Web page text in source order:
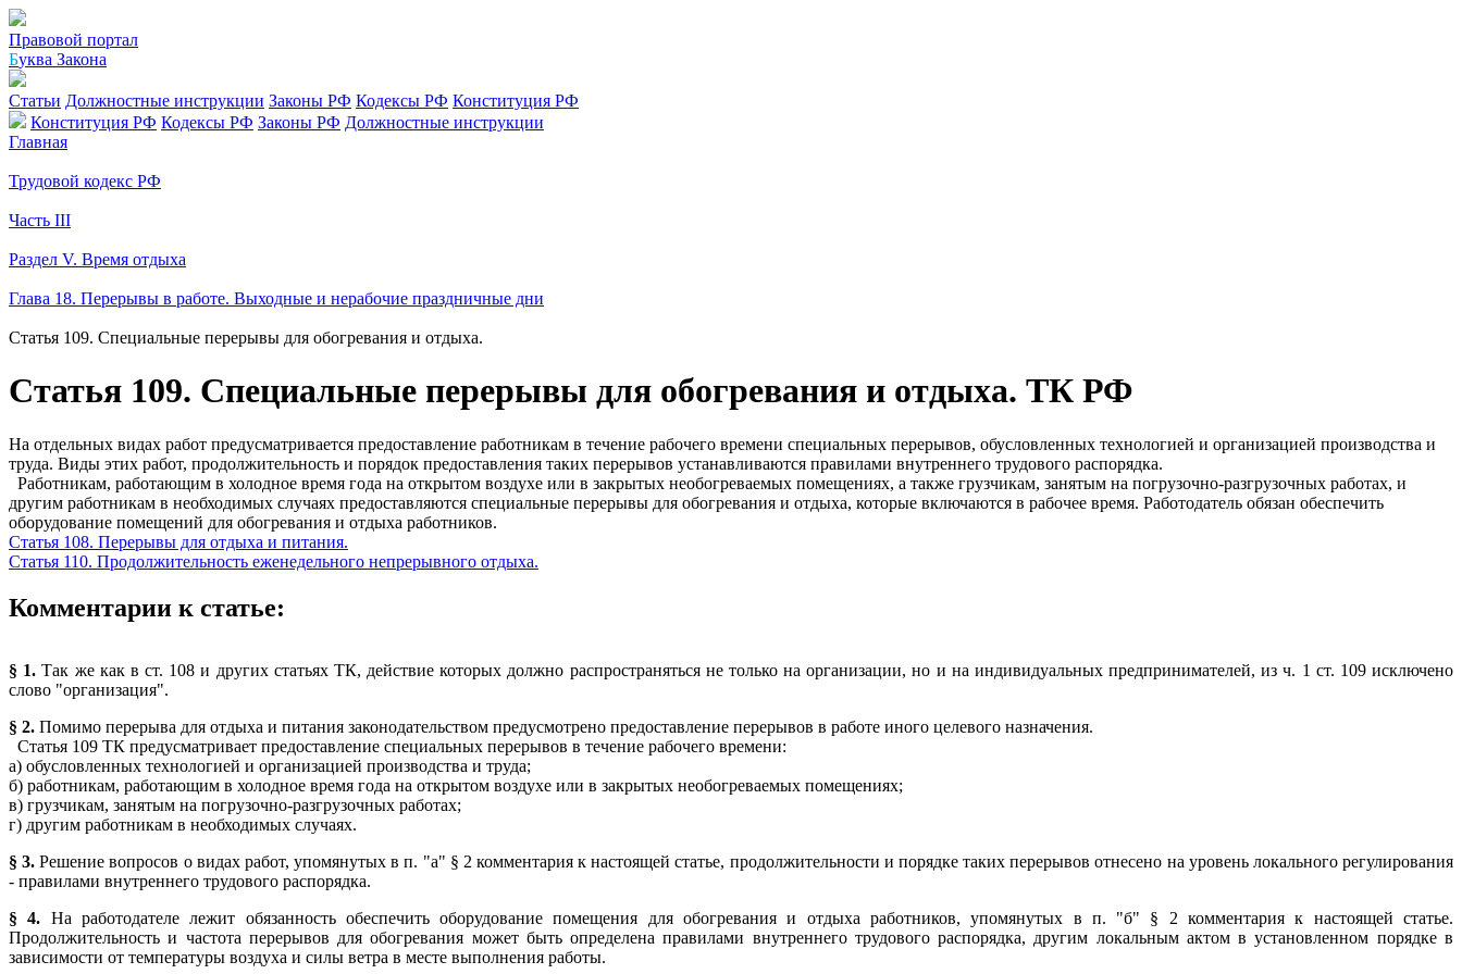
Правовой портал
Буква Закона
Статьи Должностные инструкции Законы РФ Кодексы РФ Конституция РФ
Конституция РФ Кодексы РФ Законы РФ Должностные инструкции
Главная
Трудовой кодекс РФ
Часть III
Раздел V. Время отдыха
Глава 18. Перерывы в работе. Выходные и нерабочие праздничные дни
Статья 109. Специальные перерывы для обогревания и отдыха.
Статья 109. Специальные перерывы для обогревания и отдыха. ТК РФ
На отдельных видах работ предусматривается предоставление работникам в течение рабочего времени специальных перерывов, обусловленных технологией и организацией производства и
труда. Виды этих работ, продолжительность и порядок предоставления таких перерывов устанавливаются правилами внутреннего трудового распорядка.
Работникам, работающим в холодное время года на открытом воздухе или в закрытых необогреваемых помещениях, а также грузчикам, занятым на погрузочно-разгрузочных работах, и
другим работникам в необходимых случаях предоставляются специальные перерывы для обогревания и отдыха, которые включаются в рабочее время. Работодатель обязан обеспечить
оборудование помещений для обогревания и отдыха работников.
Статья 108. Перерывы для отдыха и питания.
Статья 110. Продолжительность еженедельного непрерывного отдыха.
Комментарии к статье:
§ 1.Так же как в ст. 108 и других статьях ТК, действие которых должно распространяться не только на организации, но и на индивидуальных предпринимателей, из ч. 1 ст. 109 исключено
слово "организация".
§ 2. Помимо перерыва для отдыха и питания законодательством предусмотрено предоставление перерывов в работе иного целевого назначения.
Статья 109 ТК предусматривает предоставление специальных перерывов в течение рабочего времени:
а) обусловленных технологией и организацией производства и труда;
б) работникам, работающим в холодное время года на открытом воздухе или в закрытых необогреваемых помещениях;
в) грузчикам, занятым на погрузочно-разгрузочных работах;
г) другим работникам в необходимых случаях.
§ 3.Решение вопросов о видах работ, упомянутых в п. "а" § 2 комментария к настоящей статье, продолжительности и порядке таких перерывов отнесено на уровень локального регулирования
- правилами внутреннего трудового распорядка.
§ 4. На работодателе лежит обязанность обеспечить оборудование помещения для обогревания и отдыха работников, упомянутых в п. "б" § 2 комментария к настоящей статье.
Продолжительность и частота перерывов для обогревания может быть определена правилами внутреннего трудового распорядка, другим локальным актом в установленном порядке в
зависимости от температуры воздуха и силы ветра в месте выполнения работы.